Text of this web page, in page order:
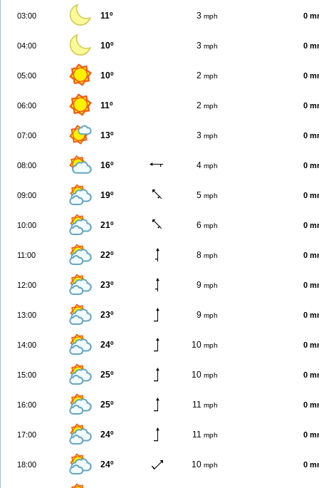
03:00 11º 3 mph 0
04:00 10º 3 mph 0
05:00 10º 2 mph 0
06:00 11º 2 mph 0
07:00 13º 3 mph 0
08:00 16º 4 mph 0
09:00 19º 5 mph 0
10:00 21º 6 mph 0
11:00 22º 8 mph 0
12:00 23º 9 mph 0
13:00 23º 9 mph 0
14:00 24º 10 mph 0
15:00 25º 10 mph 0
16:00 25º 11 mph 0
17:00 24º 11 mph 0
18:00 24º 10 mph 0